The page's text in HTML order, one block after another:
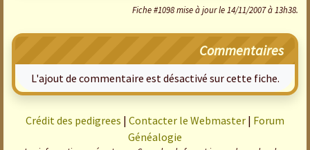
Fiche #1098 mise à jour le 14/11/2007 à 13h38.
Commentaires
L'ajout de commentaire est désactivé sur cette fiche.
Crédit des pedigrees | Contacter le Webmaster | Forum
Généalogie